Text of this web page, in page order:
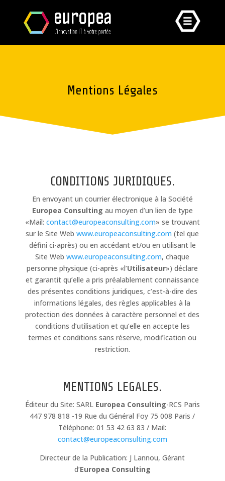
Mentions Légales
CONDITIONS JURIDIQUES.
En envoyant un courrier électronique à la Société
Europea Consulting au moyen d’un lien de type
«Mail: contact@europeaconsulting.com» se trouvant
sur le Site Webwww.europeaconsulting.com (tel que
défini ci-après) ou en accédant et/ou en utilisant le
Site Webwww.europeaconsulting.com, chaque
personne physique (ci-après «l’Utilisateur») déclare
et garantit qu’elle a pris préalablement connaissance
des présentes conditions juridiques, c’est-à-dire des
informations légales, des règles applicables à la
protection des données à caractère personnel et des
conditions d’utilisation et qu’elle en accepte les
termes et conditions sans réserve, modification ou
restriction.
MENTIONS LEGALES.
Éditeur du Site: SARL Europea Consulting-RCS Paris
447 978 818 -19 Rue du Général Foy 75 008 Paris /
Téléphone: 01 53 42 63 83 / Mail:
contact@europeaconsulting.com
Directeur de la Publication: J Lannou, Gérant
d’Europea Consulting